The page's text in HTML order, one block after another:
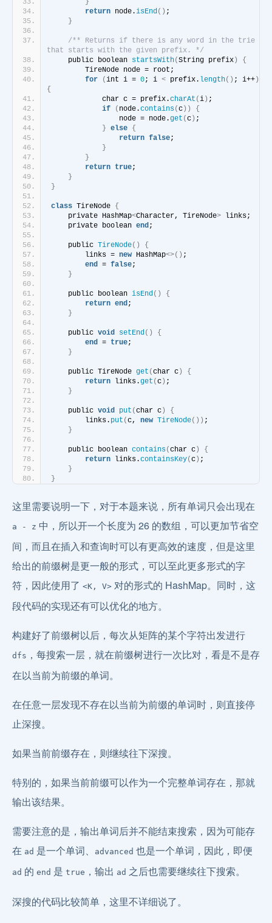
}
return node.isEnd() ;
}
/** Returns if there is any word in the trie
that starts with the given prefix. */
    public boolean
startsWith(String prefix )
{
        TireNode node = root;
for
(int i = 0; i < prefix. length() ; i++ )
{
            char c = prefix.
charAt (i ) ;
if
( node.contains(c ))
{
                node = node.
get (c ) ;
} else {
return false;
}
}
return true;
}
}
class TireNode {
    private HashMap
<Character, TireNode> links;
    private boolean
end;
    public
TireNode()
{
        links =
new HashMap<>() ;
end = false;
}
    public boolean
isEnd()
{
return end;
}
    public
void setEnd()
{
end = true;
}
    public TireNode
get (char c )
{
return links.get (c ) ;
}
    public
void put (char c )
{
        links.
put (c, new TireNode()) ;
}
    public boolean
contains(char c )
{
return links.containsKey(c ) ;
}
}
这里需要说明一下，对于本题来说，所有单词只会出现在
a - z 中，所以开一个长度为 26 的数组，可以更加节省空
间，而且在插入和查询时可以有更高效的速度，但是这里
给出的前缀树是更一般的形式，可以至此更多形式的字
符，因此使用了 <K, V> 对的形式的 HashMap。同时，这
段代码的实现还有可以优化的地方。
构建好了前缀树以后，每次从矩阵的某个字符出发进行
dfs ，每搜索一层，就在前缀树进行一次比对，看是不是存
在以当前为前缀的单词。
在任意一层发现不存在以当前为前缀的单词时，则直接停
止深搜。
如果当前前缀存在，则继续往下深搜。
特别的，如果当前前缀可以作为一个完整单词存在，那就
输出该结果。
需要注意的是，输出单词后并不能结束搜索，因为可能存
在 ad 是一个单词、 advanced 也是一个单词，因此，即便
ad 的 end 是 true ，输出 ad 之后也需要继续往下搜索。
深搜的代码比较简单，这里不详细说了。